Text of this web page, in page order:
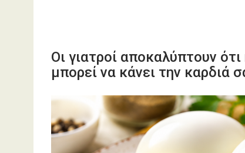
Οι γιατροί αποκαλύπτουν
μπορεί να κάνει την καρδιά